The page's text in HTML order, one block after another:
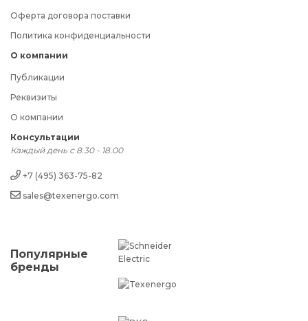
Оферта договора поставки
Политика конфиденциальности
О компании
Публикации
Реквизиты
О компании
Консультации
Каждый день с 8.30 - 18.00
+7 (495) 363-75-82
sales@texenergo.com
Популярные
бренды